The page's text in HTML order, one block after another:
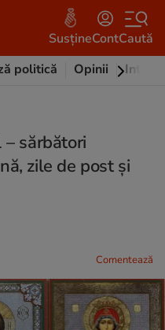
SusțineContCaută
politică Opinii
sărbători
zile de post și
Comentează